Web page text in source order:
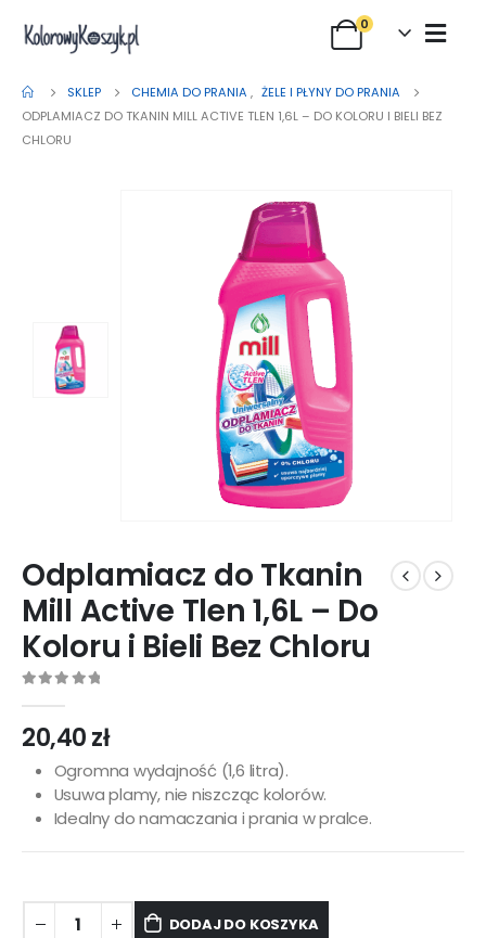
0
SKLEP CHEMIA DO PRANIA , ŻELE I PŁYNY DO PRANIA
ODPLAMIACZ DO TKANIN MILL ACTIVE TLEN 1,6L – DO KOLORU I BIELI BEZ
CHLORU
Odplamiacz do Tkanin
Mill Active Tlen 1,6L – Do
Koloru i Bieli Bez Chloru
20,40zł
Ogromna wydajność (1,6 litra).
Usuwa plamy, nie niszcząc kolorów.
Idealny do namaczania i prania w pralce.
DODAJ DO KOSZYKA